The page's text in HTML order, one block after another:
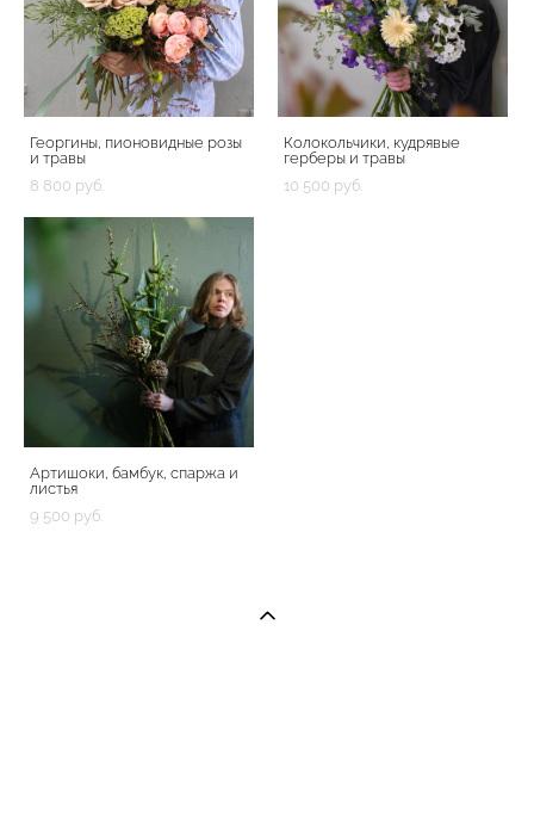
Георгины, пионовидные розы
и травы
8 800 pуб.
Колокольчики, кудрявые
герберы и травы
10 500 pуб.
Артишоки, бамбук, спаржа и
листья
9 500 pуб.